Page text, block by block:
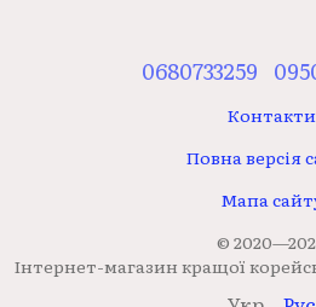
0680733259
Контакти
Повна версія
Мапа
©
Інтернет-магазин кращої